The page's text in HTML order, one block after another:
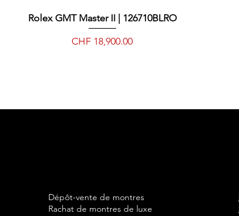
Quick View
Rolex GMT Master II | 126710BLRO
Price
CHF 18,900.00
Dépôt-vente de montres
Rachat de montres de luxe